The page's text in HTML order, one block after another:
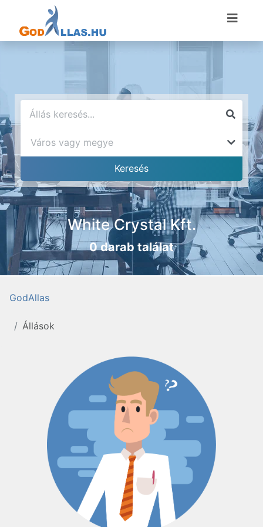
White Crystal Kft.
0 darab találat
GodAllas
Állások